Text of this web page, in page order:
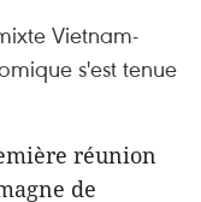
Vietnam-
s'est tenue
réunion
de